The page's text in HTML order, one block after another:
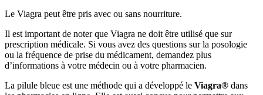
Le Viagra peut être pris avec ou sans nourriture.
Il est important de noter que Viagra ne doit être utilisé que sur
prescription médicale. Si vous avez des questions sur la posologie
ou la fréquence de prise du médicament, demandez plus
d’informations à votre médecin ou à votre pharmacien.
La pilule bleue est une méthode qui a développé le Viagra® dans